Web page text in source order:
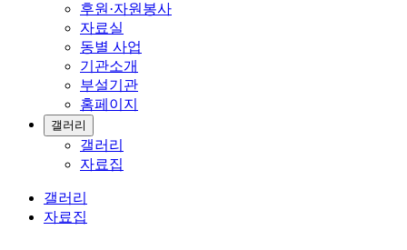
후원·자원봉사
자료실
동별 사업
기관소개
부설기관
홈페이지
갤러리
갤러리
자료집
갤러리
자료집